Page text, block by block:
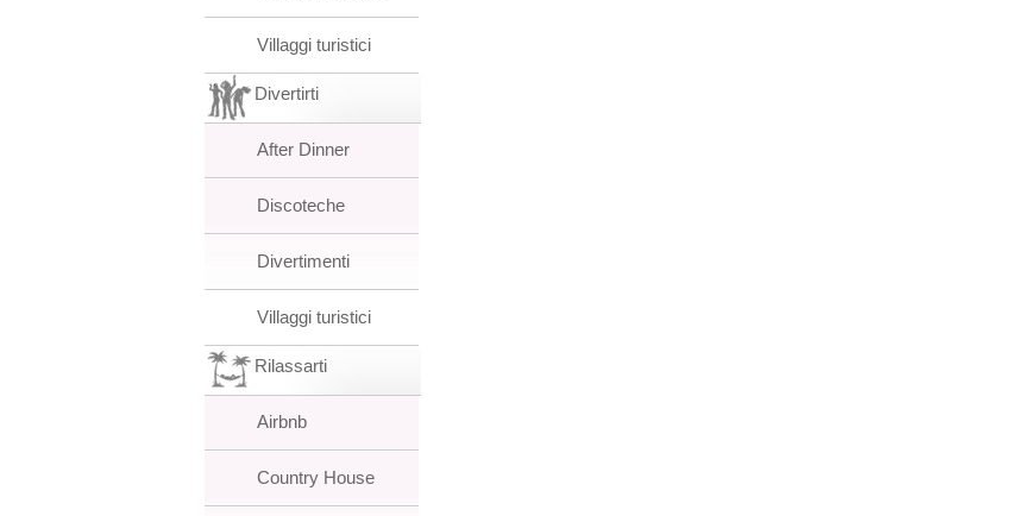
Villaggi turistici
Divertirti
After Dinner
Discoteche
Divertimenti
Villaggi turistici
Rilassarti
Airbnb
Country House